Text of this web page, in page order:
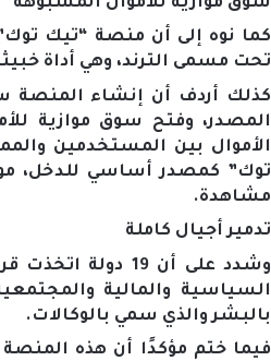
كما نوه إلى أن منصة “تيك
تحت مسمى الترند، وهي أداة
كذلك أردف أن إنشاء المنصة
المصدر، وفتح سوق موازية
الأموال بين المستخدمين
توك” كمصدر أساسي للدخل،
مشاهدة.
تدمير أجيال كاملة
وشدد على أن 19
السياسية والمالية
بالبشر والذي سمي بالوكالات.
فيما ختم مؤكدًا أن هذه